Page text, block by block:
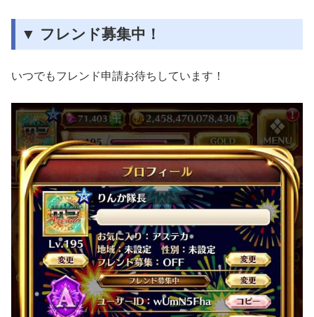
▼ フレンド募集中！
いつでもフレンド申請お待ちしています！